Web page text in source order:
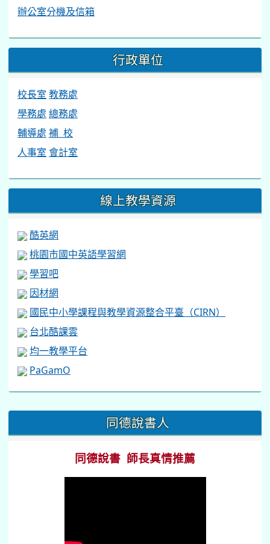
辦公室分機及信箱
行政單位
校長室 教務處
學務處 總務處
輔導處 補 校
人事室 會計室
線上教學資源
酷英網
桃園市國中英語學習網
學習吧
因材網
國民中小學課程與教學資源整合平臺（CIRN）
台北酷課雲
均一教學平台
PaGamO
::: 同德說書人
同德說書 師長真情推薦